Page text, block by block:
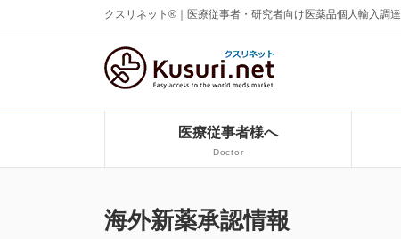
クスリネット®｜医療従事者・研究者向け医薬品個人輸入調達
医療従事者様へ
Doctor
海外新薬承認情報